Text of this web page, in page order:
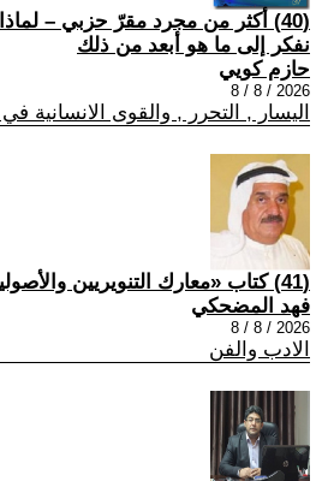
(40) أكثر من مجرد مقرّ حزبي –
نفكر إلى ما هو أبعد من ذلك
حازم كويي
2026 / 8 / 8
اليسار , التحرر , والقوى الانسانية في
(41) كتاب «معارك التنويريين والأصوليين في أوروبا»
فهد المضحكي
2026 / 8 / 8
الادب والفن